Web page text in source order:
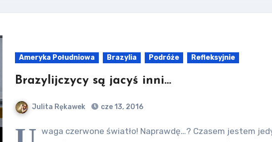
Ameryka Południowa Brazylia Podróże Refleksyjnie
Brazylijczycy są jacyś inni…
Julita Rękawek cze 13, 2016
waga czerwone światło! Naprawdę…? Czasem jestem